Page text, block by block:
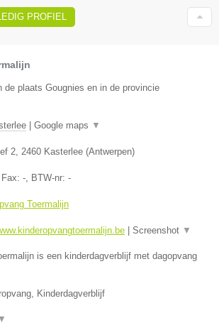
PROFIEL
de plaats Gougnies en in de provincie
Google maps ▼
2, 2460 Kasterlee (Antwerpen)
-, BTW-nr: -
Toermalijn
Screenshot ▼
is een kinderdagverblijf met dagopvang
Kinderdagverblijf
▼